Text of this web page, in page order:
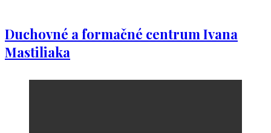
Duchovné a formačné centrum Ivana
Mastiliaka